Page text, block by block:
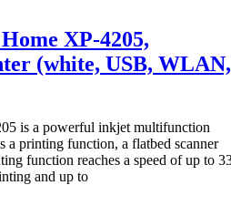
XP-4205,
(white, USB, WLAN,
is a powerful inkjet multifunction
a printing function, a flatbed scanner
function reaches a speed of up to
and up to